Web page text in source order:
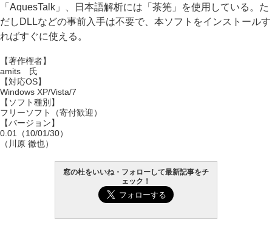
「AquesTalk」、日本語解析には「茶筅」を使用している。た
だしDLLなどの事前入手は不要で、本ソフトをインストールす
ればすぐに使える。
【著作権者】
amits 氏
【対応OS】
Windows XP/Vista/7
【ソフト種別】
フリーソフト（寄付歓迎）
【バージョン】
0.01（10/01/30）
（川原 徹也）
窓の杜をいいね・フォローして最新記事をチ
ェック！